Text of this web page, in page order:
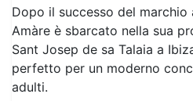
Dopo il successo del marchio
Amàre è sbarcato nella sua
Sant Josep de sa Talaia a
perfetto per un moderno
adulti.